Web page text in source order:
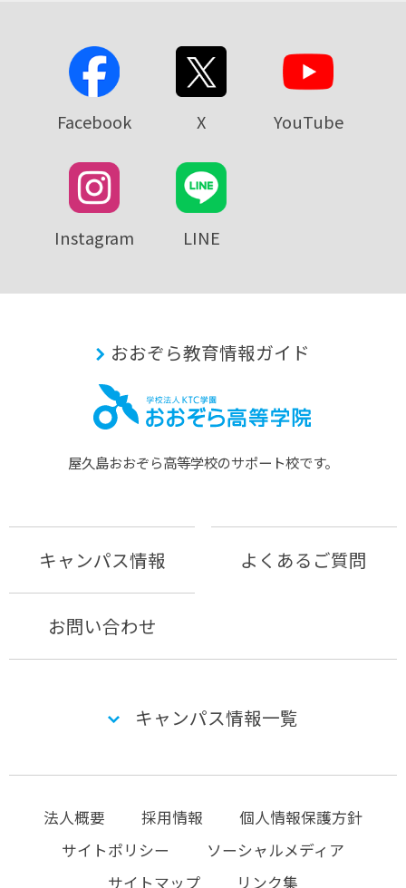
Facebook X YouTube
Instagram LINE
おおぞら教育情報ガイド
屋久島おおぞら⾼等学校のサポート校です。
キャンパス情報 よくあるご質問
お問い合わせ
キャンパス情報一覧
法人概要 採用情報
個人情報保護方針
サイトポリシー
ソーシャルメディア
サイトマップ
リンク集